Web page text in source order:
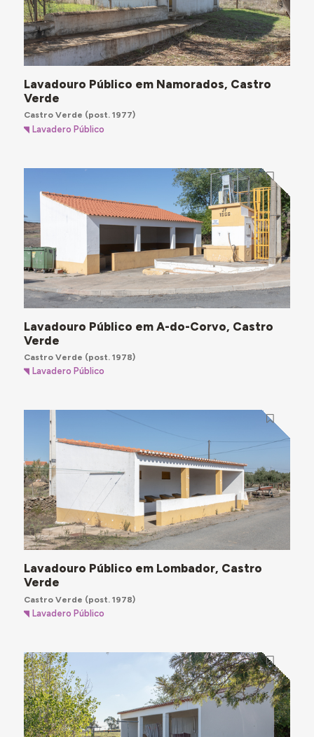
Lavadouro Público em Namorados, Castro
Verde
Castro Verde (post. 1977)
Lavadero Público
Lavadouro Público em A-do-Corvo, Castro
Verde
Castro Verde (post. 1978)
Lavadero Público
Lavadouro Público em Lombador, Castro
Verde
Castro Verde (post. 1978)
Lavadero Público